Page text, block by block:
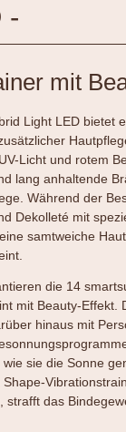
-
mit
Light LED bietet
Licht und rotem
lang anhaltende
Während der
Dekolleté mit
samtweiche
die 14
mit Beauty-Effekt.
hinaus mit
sie die Sonne
strafft das